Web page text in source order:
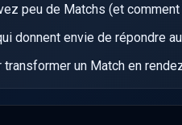
peu de Matchs (et
donnent envie de répondre
transformer un Match en